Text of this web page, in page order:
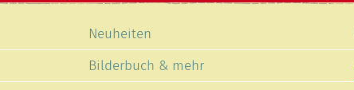
überspringen
Neuheiten
Bilderbuch & mehr